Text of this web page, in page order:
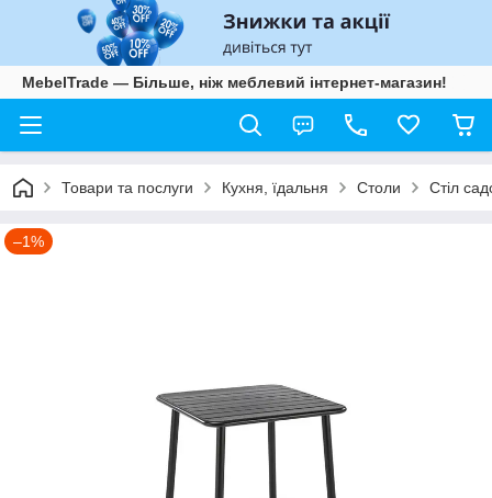
MebelTrade — Більше, ніж меблевий інтернет-магазин!
Товари та послуги Кухня, їдальня Столи Стіл
–1%